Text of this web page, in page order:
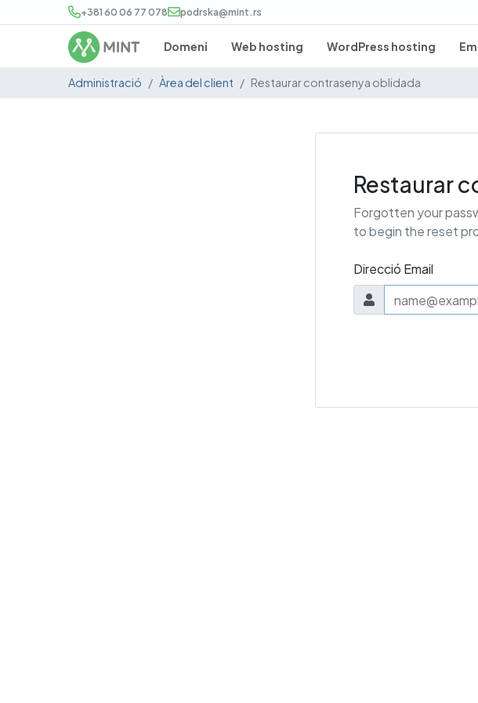
+381 60 06 77 078 podrska@mint.rs
Domeni Web hosting WordPress hosting
Administració Àrea del client Restaurar contrasenya oblidada
Restaurar
Forgotten your
to begin the reset
Direcció Email